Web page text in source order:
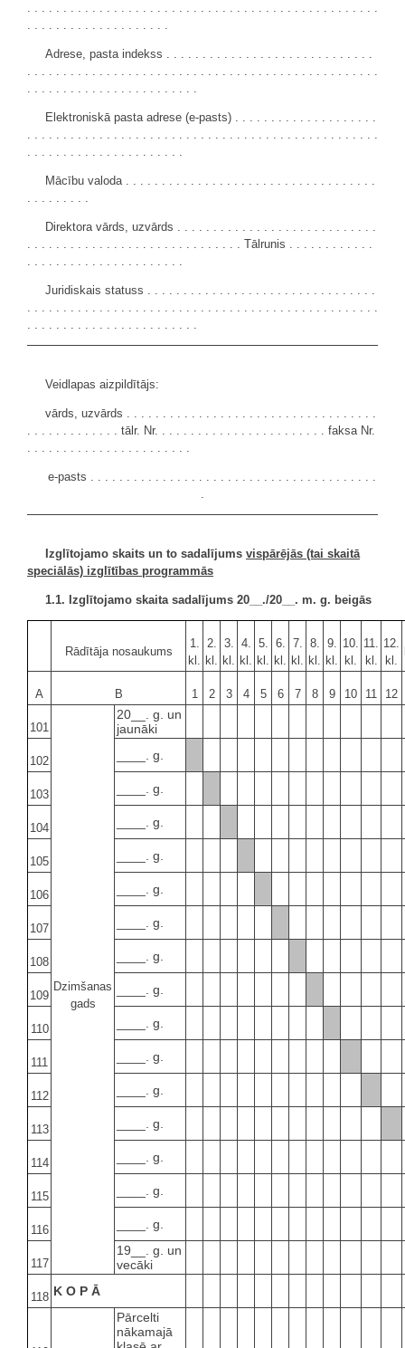
. . . . . . . . . . . . . . . . . . . . . . . . . . . . . . . . . . . . . . . . . . . . . . . . .
. . . . . . . . . . . . . . . . . . . .
Adrese, pasta indekss . . . . . . . . . . . . . . . . . . . . . . . . . . . . .
. . . . . . . . . . . . . . . . . . . . . . . . . . . . . . . . . . . . . . . . . . . . . . . . .
. . . . . . . . . . . . . . . . . . . . . . . .
Elektroniskā pasta adrese (e-pasts) . . . . . . . . . . . . . . . . . . . .
. . . . . . . . . . . . . . . . . . . . . . . . . . . . . . . . . . . . . . . . . . . . . . . . .
. . . . . . . . . . . . . . . . . . . . . .
Mācību valoda . . . . . . . . . . . . . . . . . . . . . . . . . . . . . . . . . . .
. . . . . . . . .
Direktora vārds, uzvārds . . . . . . . . . . . . . . . . . . . . . . . . . . . .
. . . . . . . . . . . . . . . . . . . . . . . . . . . . . . Tālrunis . . . . . . . . . . . .
. . . . . . . . . . . . . . . . . . . . . .
Juridiskais statuss . . . . . . . . . . . . . . . . . . . . . . . . . . . . . . . .
. . . . . . . . . . . . . . . . . . . . . . . . . . . . . . . . . . . . . . . . . . . . . . . . .
. . . . . . . . . . . . . . . . . . . . . . . .
Veidlapas aizpildītājs:
vārds, uzvārds . . . . . . . . . . . . . . . . . . . . . . . . . . . . . . . . . . .
. . . . . . . . . . . . . tālr. Nr. . . . . . . . . . . . . . . . . . . . . . . . faksa Nr.
. . . . . . . . . . . . . . . . . . . . . . .
e-pasts . . . . . . . . . . . . . . . . . . . . . . . . . . . . . . . . . . . . . . . .
.
Izglītojamo skaits un to sadalījums vispārējās (tai skaitā
speciālās) izglītības programmās
1.1. Izglītojamo skaita sadalījums 20__./20__. m. g. beigās
Rādītāja nosaukums
1.
kl.
2.
kl.
3.
kl.
4.
kl.
5.
kl.
6.
kl.
7.
kl.
8.
kl.
9.
kl.
10.
kl.
11.
kl.
12.
kl.
A B 1 2 3 4 5 6 7 8 9 10 11 12
101
Dzimšanas
gads
20__. g. un
jaunāki
102 ____. g.
103 ____. g.
104 ____. g.
105 ____. g.
106 ____. g.
107 ____. g.
108 ____. g.
109 ____. g.
110 ____. g.
111 ____. g.
112 ____. g.
113 ____. g.
114 ____. g.
115 ____. g.
116 ____. g.
117
19__. g. un
vecāki
118 K O P Ā
Pārcelti
nākamajā